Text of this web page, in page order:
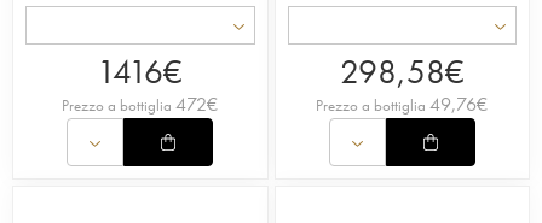
1416€
Prezzo a bottiglia 472€
298,58€
Prezzo a bottiglia 49,76€